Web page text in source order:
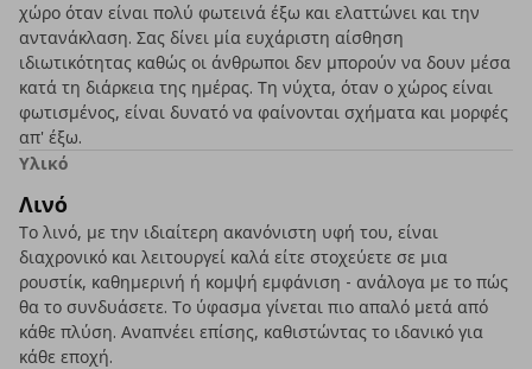
χώρο όταν είναι πολύ φωτεινά έξω και ελαττώνει και την
αντανάκλαση. Σας δίνει μία ευχάριστη αίσθηση
ιδιωτικότητας καθώς οι άνθρωποι δεν μπορούν να δουν μέσα
κατά τη διάρκεια της ημέρας. Τη νύχτα, όταν ο χώρος είναι
φωτισμένος, είναι δυνατό να φαίνονται σχήματα και μορφές
απ' έξω.
Υλικό
Λινό
Το λινό, με την ιδιαίτερη ακανόνιστη υφή του, είναι
διαχρονικό και λειτουργεί καλά είτε στοχεύετε σε μια
ρουστίκ, καθημερινή ή κομψή εμφάνιση - ανάλογα με το πώς
θα το συνδυάσετε. Το ύφασμα γίνεται πιο απαλό μετά από
κάθε πλύση. Αναπνέει επίσης, καθιστώντας το ιδανικό για
κάθε εποχή.